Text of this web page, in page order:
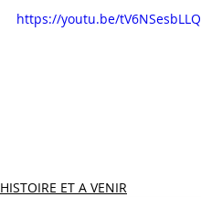
https://youtu.be/tV6NSesbLLQ
HISTOIRE ET A VENIR